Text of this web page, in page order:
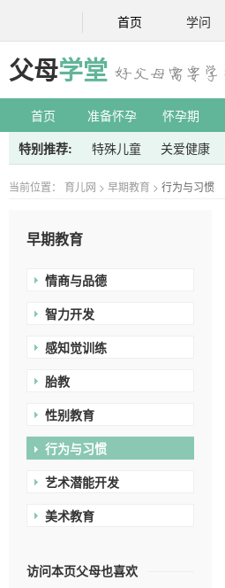
首页 学问
父母学堂
首页 准备怀孕 怀孕期
特别推荐:
特殊儿童 关爱健康
当前位置： 育儿网 > 早期教育 > 行为与习惯
早期教育
情商与品德
智力开发
感知觉训练
胎教
性别教育
行为与习惯
艺术潜能开发
美术教育
访问本页父母也喜欢